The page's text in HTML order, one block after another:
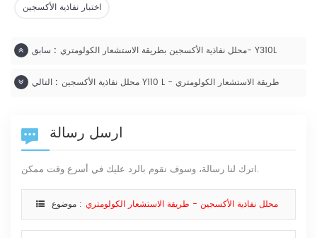
اختبار نفاذية الأكسجين
سابق : محلل نفاذية الأكسجين بطريقة الاستشعار الكولومتري- Y310L
التالي : محلل نفاذية الأكسجين Y110 L - طريقة الاستشعار الكولومتري
ارسل رسالة
اترك لنا رسالة، وسوف نقوم بالرد عليك في أسرع وقت ممكن.
موضوع : محلل نفاذية الأكسجين - طريقة الاستشعار الكولومتري